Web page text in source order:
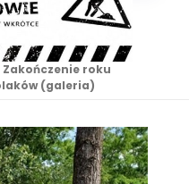
Zakończenie roku
(galeria)